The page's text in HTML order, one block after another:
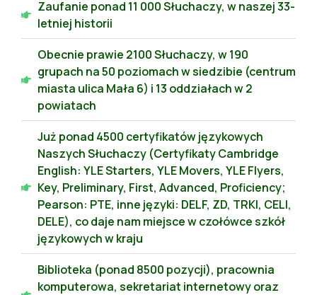
Zaufanie ponad 11 000 Słuchaczy, w naszej 33-
letniej historii
Obecnie prawie 2100 Słuchaczy, w 190
grupach na 50 poziomach w siedzibie (centrum
miasta ulica Mała 6) i 13 oddziałach w 2
powiatach
Już ponad 4500 certyfikatów językowych
Naszych Słuchaczy (Certyfikaty Cambridge
English: YLE Starters, YLE Movers, YLE Flyers,
Key, Preliminary, First, Advanced, Proficiency;
Pearson: PTE, inne języki: DELF, ZD, TRKI, CELI,
DELE), co daje nam miejsce w czołówce szkół
językowych w kraju
Biblioteka (ponad 8500 pozycji), pracownia
komputerowa, sekretariat internetowy oraz